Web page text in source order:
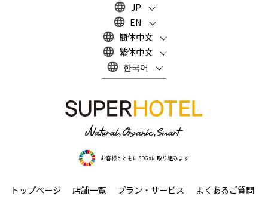
JP
EN
簡体中文
繁体中文
한국어
お客様とともにSDGsに取り組みます
トップページ 店舗一覧 プラン・サービス よくあるご質問